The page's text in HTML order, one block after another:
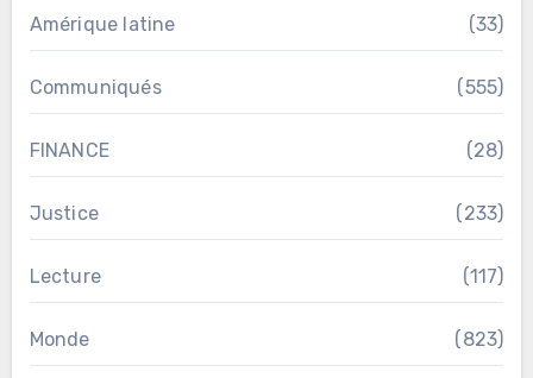
Amérique latine (33)
Communiqués (555)
FINANCE (28)
Justice (233)
Lecture (117)
Monde (823)